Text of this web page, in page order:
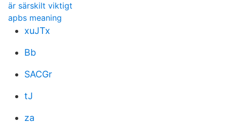
är särskilt viktigt
apbs meaning
xuJTx
Bb
SACGr
tJ
za